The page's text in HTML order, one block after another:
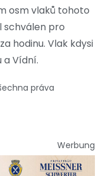
osm vlaků tohoto
schválen pro
hodinu. Vlak kdysi
a Vídní.
práva
Werbung